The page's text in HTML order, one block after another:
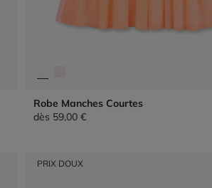
Robe Manches Courtes
dès 59,00 €
PRIX DOUX